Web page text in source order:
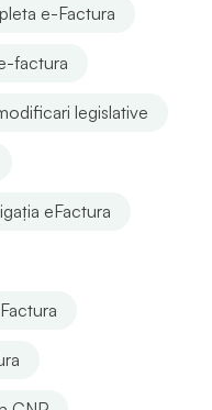
e-Factura
factura
legislative
eFactura